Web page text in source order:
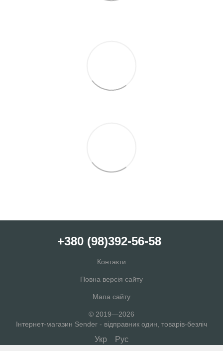
+380 (98)392-56-58
Контакти
Повна версія сайту
Мапа сайту
© 2019—2026
Інтернет-магазин Sender - відправник один, товарів-безліч
Укр Рус